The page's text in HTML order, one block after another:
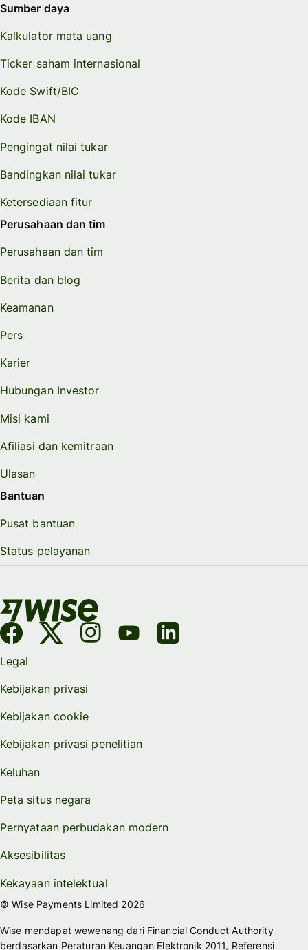
Sumber daya
Kalkulator mata uang
Ticker saham internasional
Kode Swift/BIC
Kode IBAN
Pengingat nilai tukar
Bandingkan nilai tukar
Ketersediaan fitur
Perusahaan dan tim
Perusahaan dan tim
Berita dan blog
Keamanan
Pers
Karier
Hubungan Investor
Misi kami
Afiliasi dan kemitraan
Ulasan
Bantuan
Pusat bantuan
Status pelayanan
Legal
Kebijakan privasi
Kebijakan cookie
Kebijakan privasi penelitian
Keluhan
Peta situs negara
Pernyataan perbudakan modern
Aksesibilitas
Kekayaan intelektual
© Wise Payments Limited 2026
Wise mendapat wewenang dari Financial Conduct Authority
berdasarkan Peraturan Keuangan Elektronik 2011, Referensi